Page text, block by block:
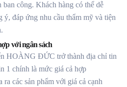
công. Khách hàng có thể dễ
ý, đáp ứng nhu cầu thẩm mỹ và tiện
với ngân sách
HOÀNG ĐỨC trở thành địa chỉ tin
1 chính là mức giá cả hợp
các sản phẩm với giá cả cạnh